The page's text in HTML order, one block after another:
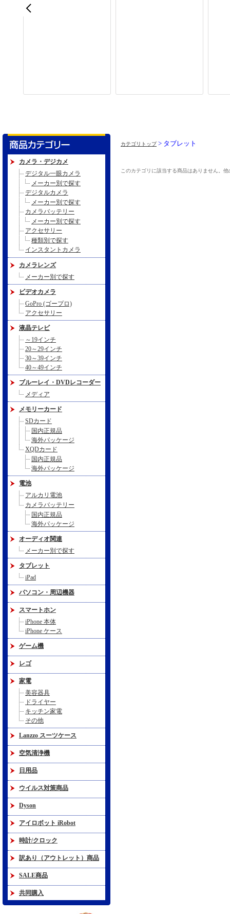
カメラ・デジカメ
デジタル一眼カメラ
メーカー別で探す
デジタルカメラ
メーカー別で探す
カメラバッテリー
メーカー別で探す
アクセサリー
種類別で探す
インスタントカメラ
カメラレンズ
メーカー別で探す
ビデオカメラ
GoPro (ゴープロ)
アクセサリー
液晶テレビ
～19インチ
20～29インチ
30～39インチ
40～49インチ
ブルーレイ・DVDレコーダー
メディア
メモリーカード
SDカード
国内正規品
海外パッケージ
XQDカード
国内正規品
海外パッケージ
電池
アルカリ電池
カメラバッテリー
国内正規品
海外パッケージ
オーディオ関連
メーカー別で探す
タブレット
iPad
パソコン・周辺機器
スマートホン
iPhone 本体
iPhone ケース
ゲーム機
レゴ
家電
美容器具
ドライヤー
キッチン家電
その他
Lanzzo スーツケース
空気清浄機
日用品
ウイルス対策商品
Dyson
アイロボット iRobot
時計/クロック
訳あり（アウトレット）商品
SALE商品
共同購入
カテゴリトップ> タブレット
このカテゴリに該当する商品はありません。